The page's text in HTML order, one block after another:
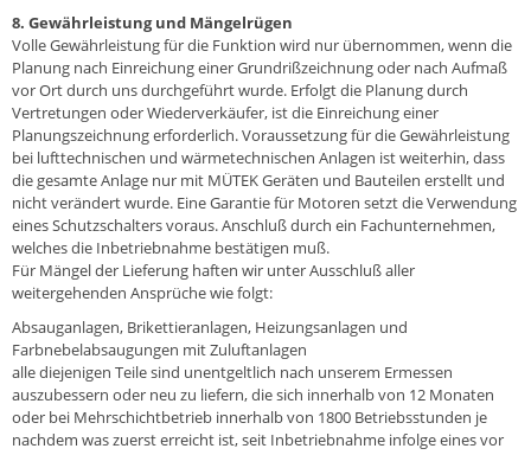
8. Gewährleistung und Mängelrügen
Volle Gewährleistung für die Funktion wird nur übernommen, wenn die
Planung nach Einreichung einer Grundrißzeichnung oder nach Aufmaß
vor Ort durch uns durchgeführt wurde. Erfolgt die Planung durch
Vertretungen oder Wiederverkäufer, ist die Einreichung einer
Planungszeichnung erforderlich. Voraussetzung für die Gewährleistung
bei lufttechnischen und wärmetechnischen Anlagen ist weiterhin, dass
die gesamte Anlage nur mit MÜTEK Geräten und Bauteilen erstellt und
nicht verändert wurde. Eine Garantie für Motoren setzt die Verwendung
eines Schutzschalters voraus. Anschluß durch ein Fachunternehmen,
welches die Inbetriebnahme bestätigen muß.
Für Mängel der Lieferung haften wir unter Ausschluß aller
weitergehenden Ansprüche wie folgt:
Absauganlagen, Brikettieranlagen, Heizungsanlagen und
Farbnebelabsaugungen mit Zuluftanlagen
alle diejenigen Teile sind unentgeltlich nach unserem Ermessen
auszubessern oder neu zu liefern, die sich innerhalb von 12 Monaten
oder bei Mehrschichtbetrieb innerhalb von 1800 Betriebsstunden je
nachdem was zuerst erreicht ist, seit Inbetriebnahme infolge eines vor